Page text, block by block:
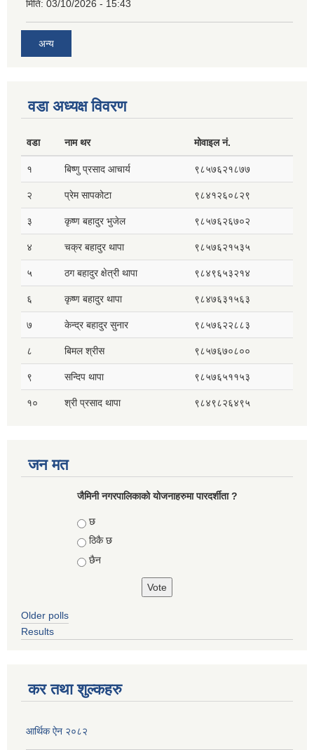
मिति: 03/10/2026 - 15:43
अन्य
वडा अध्यक्ष विवरण
वडा नाम थर मोवाइल नं.
१ बिष्णु प्रसाद आचार्य ९८५७६२१८७७
२ प्रेम सापकोटा ९८४१२६०८२९
३ कृष्ण बहादुर भुजेल ९८५७६२६७०२
४ चक्र बहादुर थापा ९८५७६२१५३५
५ ठग बहादुर क्षेत्री थापा ९८४९६५३२१४
६ कृष्ण बहादुर थापा ९८४७६३१५६३
७ केन्द्र बहादुर सुनार ९८५७६२२८८३
८ बिमल श्रीस ९८५७६७०८००
९ सन्दिप थापा ९८५७६५११५३
१० श्री प्रसाद थापा ९८४९८२६४९५
जन मत
जैमिनी नगरपालिकाको योजनाहरुमा पारदर्शीता ?
Choices
छ
ठिकै छ
छैन
Older polls
Results
कर तथा शुल्कहरु
आर्थिक ऐन २०८२